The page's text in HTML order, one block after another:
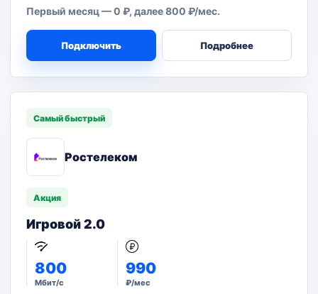
Первый месяц — 0 ₽, далее 800 ₽/мес.
Подключить Подробнее
Самый быстрый
Ростелеком
Акция
Игровой 2.0
800
Мбит/с
990
₽/мес